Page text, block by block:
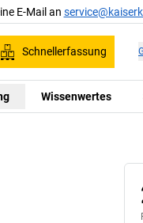
E-Mail an
Schnellerfassung
Wissenwertes